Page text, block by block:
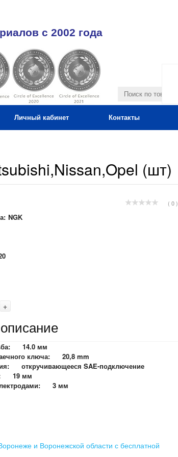
c 2002 года
Личный кабинет Контакты
(шт)
( 0 )
NGK
+
14.0 мм
ключа: 20,8 mm
откручивающееся SAE-подключение
19 мм
3 мм
и Воронежской области с бесплатной